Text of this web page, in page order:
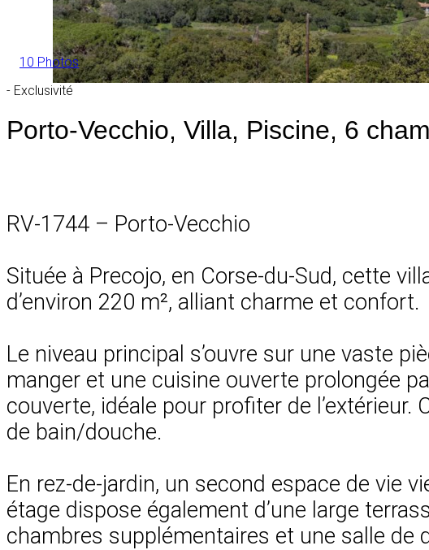
10 Photos
- Exclusivité
Porto-Vecchio, Villa, Piscine, 6
RV-1744 – Porto-Vecchio
Située à Precojo, en Corse-du-Sud, cette
d’environ 220 m², alliant charme et confort.
Le niveau principal s’ouvre sur une vaste
manger et une cuisine ouverte prolongée
couverte, idéale pour profiter de
de bain/douche.
En rez-de-jardin, un second espace de vie
étage dispose également d’une large
chambres supplémentaires et une salle de